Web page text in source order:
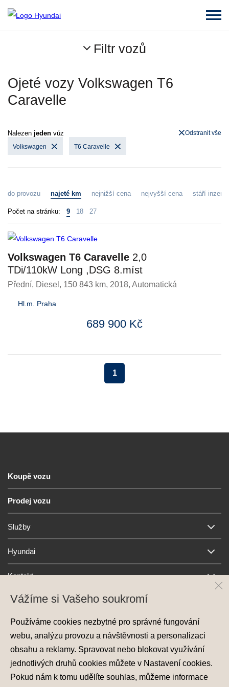
Filtr vozů
Ojeté vozy Volkswagen T6
Caravelle
Nalezen jeden vůz
Volkswagen T6 Caravelle
Odstranit vše
do provozu najeté km nejnižší cena nejvyšší cena stáří
Počet na stránku: 9 18 27
Volkswagen T6 Caravelle 2,0
TDi/110kW Long ,DSG 8.míst
Přední, Diesel , 150 843 km, 2018, Automatická
Hl.m. Praha
689 900 Kč
1
Koupě vozu
Prodej vozu
Služby
Hyundai
Kontakt
Ochrana osobních údajů
Vážíme si Vašeho soukromí
Používáme cookies nezbytné pro správné fungování
webu, analýzu provozu a návštěvnosti a personalizaci
obsahu a reklamy. Spravovat nebo blokovat využívání
jednotlivých druhů cookies můžete v Nastavení cookies.
Pokud nám k tomu udělíte souhlas, můžeme informace